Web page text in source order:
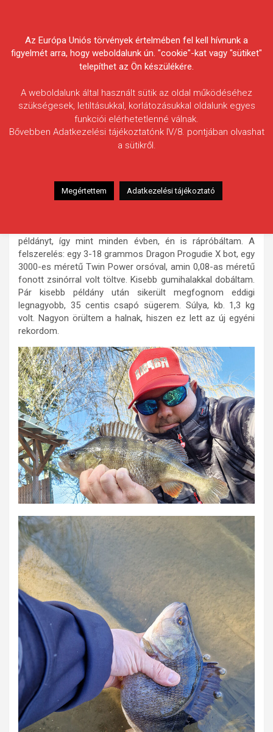
Egyesületek Szövetsége
Dohányos Pál
Halfaj: Sügér
Fogott hal adatai: 1,3 kg (becsült) / 35 cm
példányt, így mint minden évben, én is rápróbáltam. A
felszerelés: egy 3-18 grammos Dragon Progudie X bot, egy
3000-es méretű Twin Power orsóval, amin 0,08-as méretű
fonott zsinórral volt töltve. Kisebb gumihalakkal dobáltam.
Pár kisebb példány után sikerült megfognom eddigi
legnagyobb, 35 centis csapó sügerem. Súlya, kb. 1,3 kg
volt. Nagyon örültem a halnak, hiszen ez lett az új egyéni
rekordom.
Az Európa Uniós törvények értelmében fel kell hívnunk a
figyelmét arra, hogy weboldalunk ún. "cookie"-kat vagy "sütiket"
telepíthet az Ön készülékére.
A weboldalunk által használt sütik az oldal működéséhez
szükségesek, letiltásukkal, korlátozásukkal oldalunk egyes
funkciói elérhetetlenné válnak.
Bővebben Adatkezelési tájékoztatónk IV/8. pontjában olvashat
a sütikről.
Megértettem Adatkezelési tájékoztató